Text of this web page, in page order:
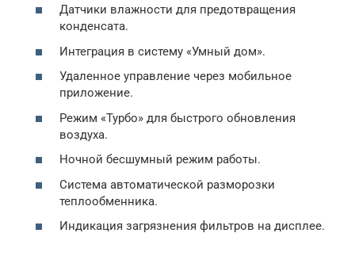
Датчики влажности для предотвращения
конденсата.
Интеграция в систему «Умный дом».
Удаленное управление через мобильное
приложение.
Режим «Турбо» для быстрого обновления
воздуха.
Ночной бесшумный режим работы.
Система автоматической разморозки
теплообменника.
Индикация загрязнения фильтров на дисплее.